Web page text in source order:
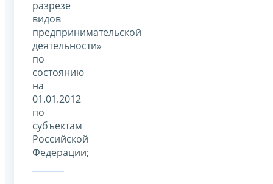
разрезе
видов
предпринимательской
деятельности»
по
состоянию
на
01.01.2012
по
субъектам
Российской
Федерации;